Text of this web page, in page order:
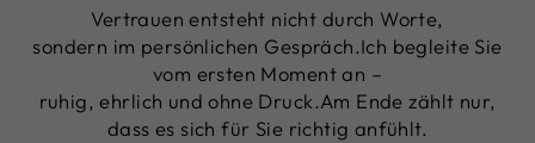
Vertrauen entsteht nicht durch Worte,
sondern im persönlichen Gespräch.Ich begleite Sie
vom ersten Moment an –
ruhig, ehrlich und ohne Druck.Am Ende zählt nur,
dass es sich für Sie richtig anfühlt.